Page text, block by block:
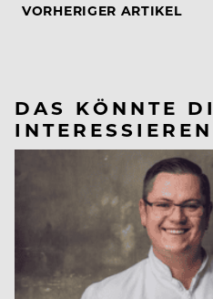
VORHERIGER ARTIKEL
DAS KÖNNTE
INTERESSIEREN